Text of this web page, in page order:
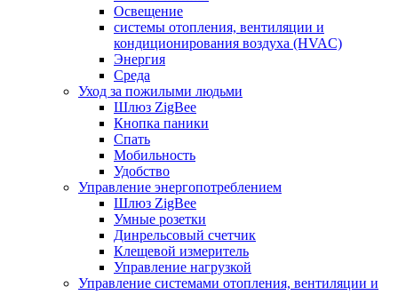
Освещение
системы отопления, вентиляции и
кондиционирования воздуха (HVAC)
Энергия
Среда
Уход за пожилыми людьми
Шлюз ZigBee
Кнопка паники
Спать
Мобильность
Удобство
Управление энергопотреблением
Шлюз ZigBee
Умные розетки
Динрельсовый счетчик
Клещевой измеритель
Управление нагрузкой
Управление системами отопления, вентиляции и